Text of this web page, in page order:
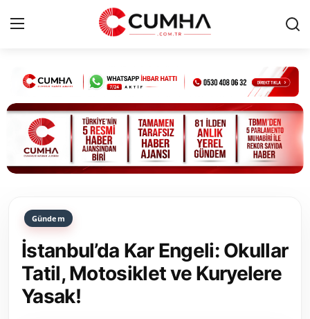
Kurumsal
Cumhurbaşkanlığı
Bakanlıklar
Siyasi Partiler
Yerel Yönetimler
Mülki İdare
Gündem
İstanbul’da Kar Engeli: Okullar
Tatil, Motosiklet ve Kuryelere
Yasak!